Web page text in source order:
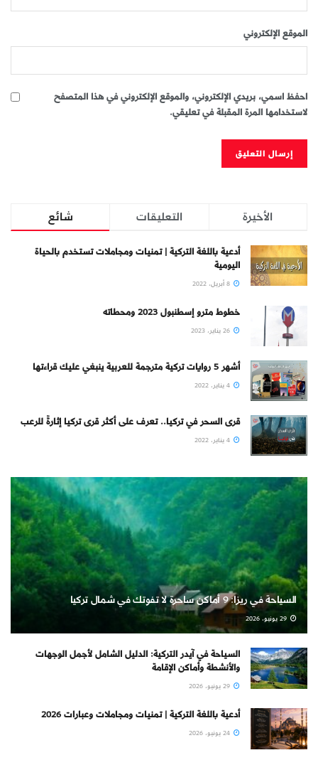
الموقع الإلكتروني
احفظ اسمي، بريدي الإلكتروني، والموقع الإلكتروني في هذا المتصفح
لاستخدامها المرة المقبلة في تعليقي.
شائع التعليقات الأخيرة
أدعية باللغة التركية | تمنيات ومجاملات تستخدم بالحياة
اليومية
خطوط مترو إسطنبول 2023 ومحطاته
أشهر 5 روايات تركية مترجمة للعربية ينبغي عليك قراءتها
قرى السحر في تركيا.. تعرف على أكثر قرى تركيا إثارةً للرعب
السياحة في ريزا: 9 أماكن ساحرة لا تفوتك في شمال تركيا
السياحة في آيدر التركية: الدليل الشامل لأجمل الوجهات
والأنشطة وأماكن الإقامة
أدعية باللغة التركية | تمنيات ومجاملات وعبارات 2026